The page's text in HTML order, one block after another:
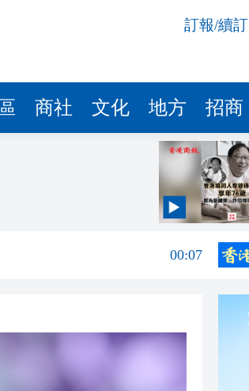
訂報/續訂
商社 文化 地方 招商
00:19
00:07